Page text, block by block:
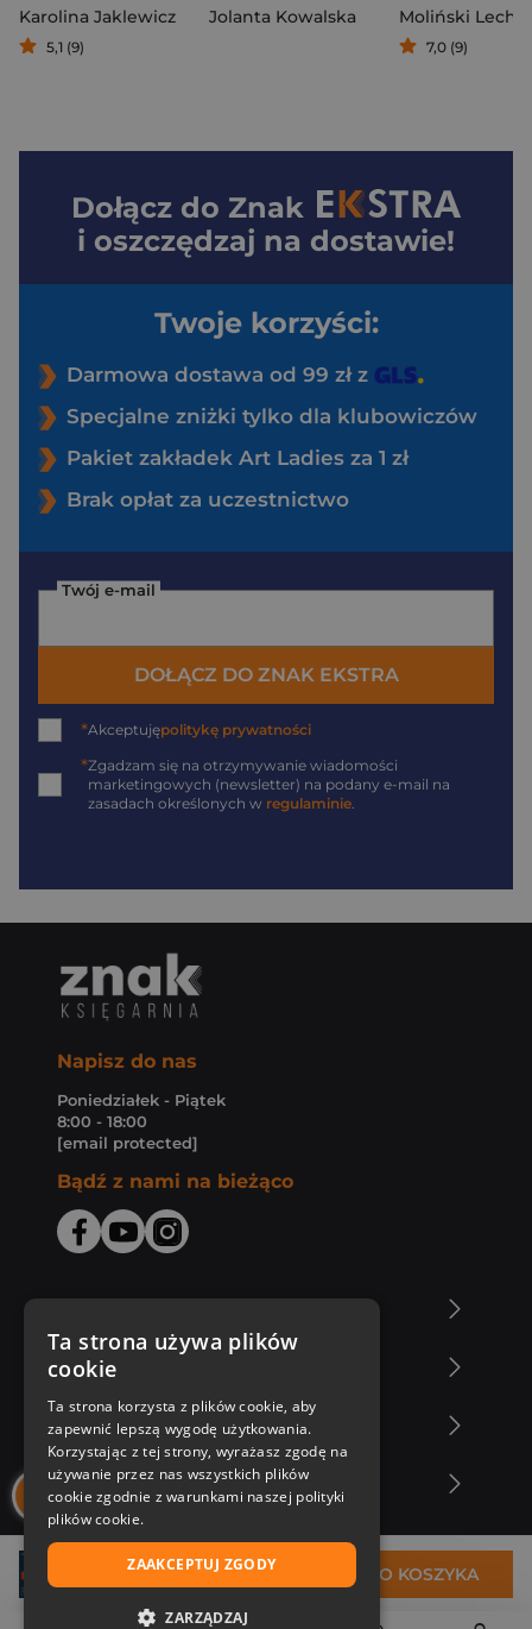
30,99 zł DO KOSZYKA
Karolina Jaklewicz
5,1 (9)
Jolanta Kowalska
Moliński Lech
7,0 (9)
Dołącz do Znak
i oszczędzaj na dostawie!
Twoje korzyści:
Darmowa dostawa od 99 zł z
Specjalne zniżki tylko dla klubowiczów
Pakiet zakładek Art Ladies za 1 zł
Brak opłat za uczestnictwo
Twój e-mail
DOŁĄCZ DO ZNAK EKSTRA
*Akceptujępolitykę prywatności
*Zgadzam się na otrzymywanie wiadomości
marketingowych (newsletter) na podany e-mail na
zasadach określonych w regulaminie
Napisz do nas
Poniedziałek - Piątek
8:00 - 18:00
[email protected]
Bądź z nami na bieżąco
Zakupy u nas
Nasza oferta
Nasi autorzy
Ta strona używa plików
cookie
Ta strona korzysta z plików cookie, aby
zapewnić lepszą wygodę użytkowania.
Korzystając z tej strony, wyrażasz zgodę na
używanie przez nas wszystkich plików
cookie zgodnie z warunkami naszej polityki
plików cookie.
ZAAKCEPTUJ ZGODY
ZARZĄDZAJ